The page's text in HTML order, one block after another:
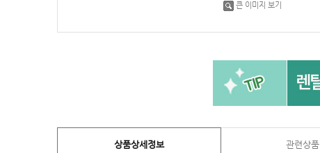
큰 이미지 보기
상품상세정보 관련상품